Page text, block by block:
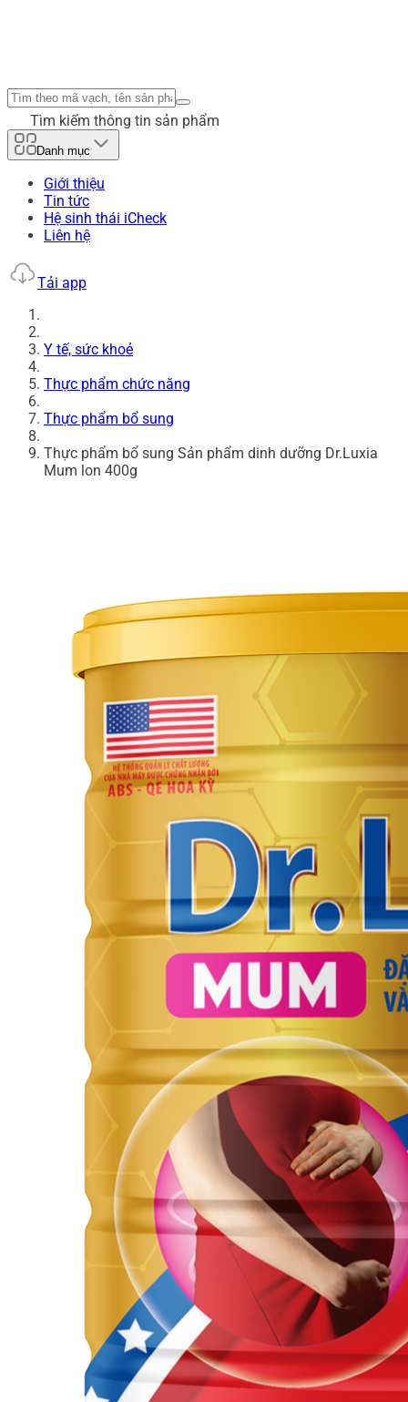
Tìm kiếm thông tin sản phẩm
Danh mục
Giới thiệu
Tin tức
Hệ sinh thái iCheck
Liên hệ
Tải app
Y tế, sức khoẻ
Thực phẩm chức năng
Thực phẩm bổ sung
Thực phẩm bổ sung Sản phẩm dinh dưỡng Dr.Luxia
Mum lon 400g